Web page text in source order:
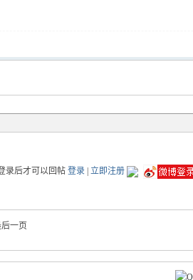
录后才可以回帖 登录| 立即注册
一页